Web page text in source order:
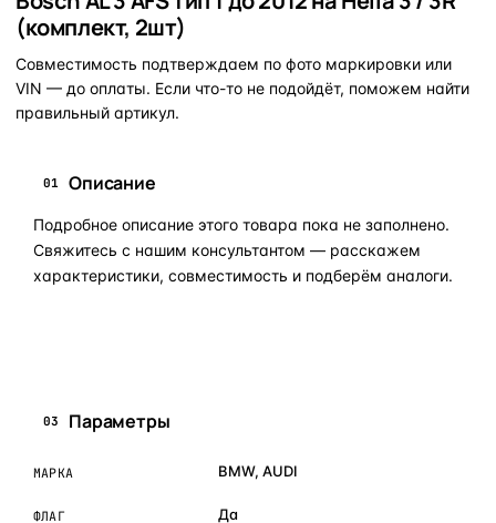
(комплект, 2шт)
Совместимость подтверждаем по фото маркировки или
VIN — до оплаты. Если что-то не подойдёт, поможем найти
правильный артикул.
01 Описание
Подробное описание этого товара пока не заполнено.
Свяжитесь с нашим консультантом — расскажем
характеристики, совместимость и подберём аналоги.
03 Параметры
МАРКА BMW, AUDI
ФЛАГ Да